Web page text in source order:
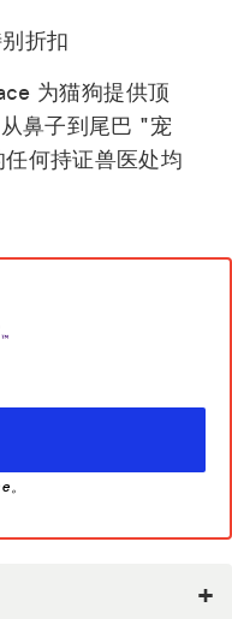
折扣
为猫狗提供顶
鼻子到尾巴 "宠
何持证兽医处均